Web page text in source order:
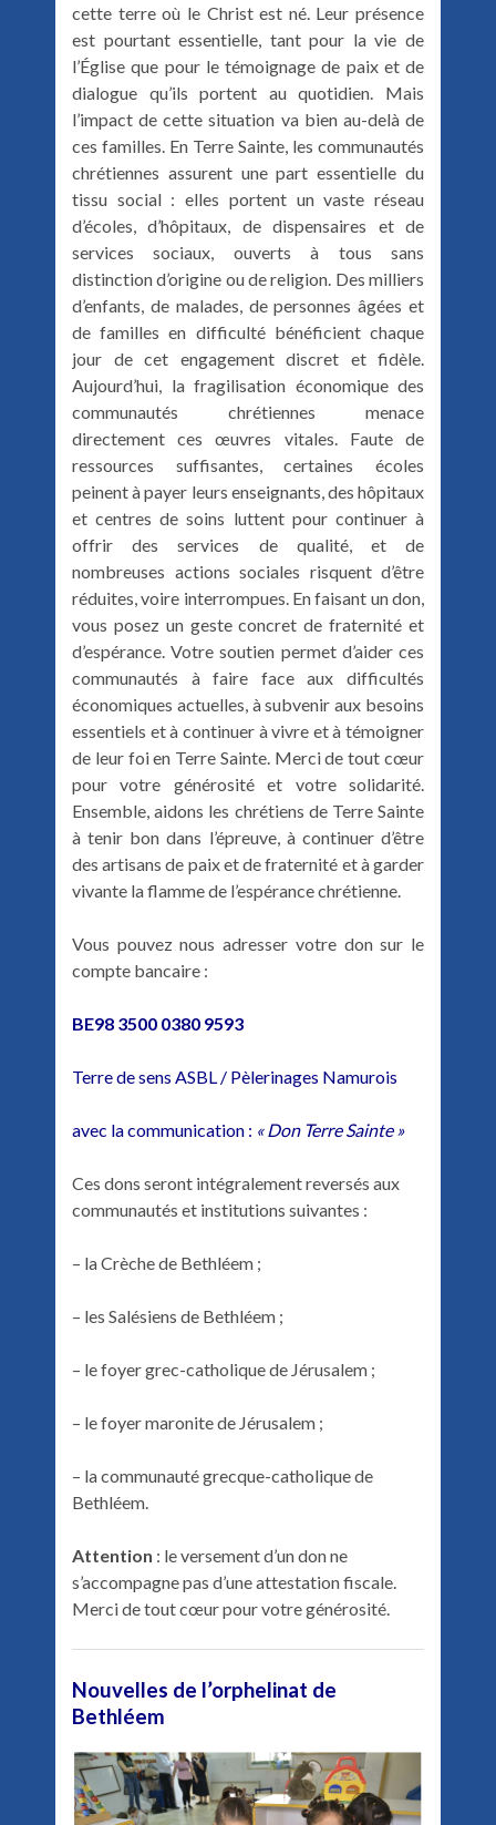
cette terre où le Christ est né. Leur présence
est pourtant essentielle, tant pour la vie de
l’Église que pour le témoignage de paix et de
dialogue qu’ils portent au quotidien. Mais
l’impact de cette situation va bien au-delà de
ces familles. En Terre Sainte, les communautés
chrétiennes assurent une part essentielle du
tissu social : elles portent un vaste réseau
d’écoles, d’hôpitaux, de dispensaires et de
services sociaux, ouverts à tous sans
distinction d’origine ou de religion. Des milliers
d’enfants, de malades, de personnes âgées et
de familles en difficulté bénéficient chaque
jour de cet engagement discret et fidèle.
Aujourd’hui, la fragilisation économique des
communautés chrétiennes menace
directement ces œuvres vitales. Faute de
ressources suffisantes, certaines écoles
peinent à payer leurs enseignants, des hôpitaux
et centres de soins luttent pour continuer à
offrir des services de qualité, et de
nombreuses actions sociales risquent d’être
réduites, voire interrompues. En faisant un don,
vous posez un geste concret de fraternité et
d’espérance. Votre soutien permet d’aider ces
communautés à faire face aux difficultés
économiques actuelles, à subvenir aux besoins
essentiels et à continuer à vivre et à témoigner
de leur foi en Terre Sainte. Merci de tout cœur
pour votre générosité et votre solidarité.
Ensemble, aidons les chrétiens de Terre Sainte
à tenir bon dans l’épreuve, à continuer d’être
des artisans de paix et de fraternité et à garder
vivante la flamme de l’espérance chrétienne.
Vous pouvez nous adresser votre don sur le
compte bancaire :
BE98 3500 0380 9593
Terre de sens ASBL / Pèlerinages Namurois
avec la communication : « Don Terre Sainte »
Ces dons seront intégralement reversés aux
communautés et institutions suivantes :
– la Crèche de Bethléem ;
– les Salésiens de Bethléem ;
– le foyer grec-catholique de Jérusalem ;
– le foyer maronite de Jérusalem ;
– la communauté grecque-catholique de
Bethléem.
Attention : le versement d’un don ne
s’accompagne pas d’une attestation fiscale.
Merci de tout cœur pour votre générosité.
Nouvelles de l’orphelinat de
Bethléem